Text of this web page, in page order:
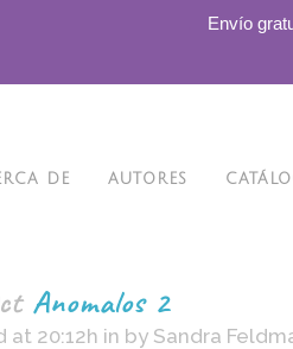
Envío
DE AUTORES
Anomalos 2
at 20:12h in by Sandra